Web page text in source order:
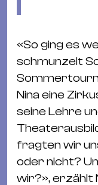
«So ging es
schmunzelt
Nina eine
seine Lehre
fragten wir
oder nicht?
wir?», erzählt